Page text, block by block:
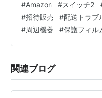
かないですよね💦 発売日
らどうしよう...置き配で
いますよね😰 でも安心し
Amazon招待販売で実際
か…
#Amazon #スイッチ2
#招待販売 #配送トラブ
#周辺機器 #保護フィル
関連ブログ